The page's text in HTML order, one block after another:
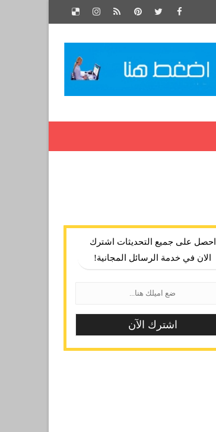
احصل على جميع التحديثات اشترك
الان في خدمة الرسائل المجانية!